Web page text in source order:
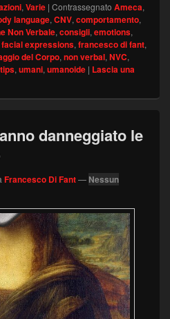
, Varie | Contrassegnato Ameca,
language, CNV, comportamento,
Non Verbale, consigli, emotions,
facial expressions, francesco di fant,
del Corpo, non verbal, NVC,
tips, umani, umanoide | Lascia una
danneggiato le
Francesco Di Fant— Nessun